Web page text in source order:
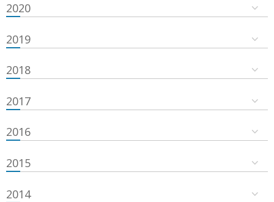
2020
2019
2018
2017
2016
2015
2014